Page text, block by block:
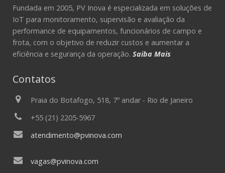
Fundada em 2005, PV Inova é especializada em soluções de
IoT para monitoramento, supervisão e avaliação da
performance de equipamentos, funcionários de campo e
frota, com o objetivo de reduzir custos e aumentar a
eficiência e segurança da operação. Saiba Mais
Contatos
Praia do Botafogo, 518, 7º andar - Rio de Janeiro
+55 (21) 2205-5967
atendimento@pvinova.com
vagas@pvinova.com